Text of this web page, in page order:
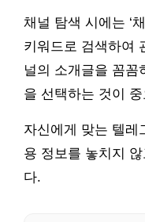
채널 탐색 시에는 ‘채
키워드로 검색하여
널의 소개글을 꼼꼼
을 선택하는 것이
자신에게 맞는 텔레
용 정보를 놓치지
다.